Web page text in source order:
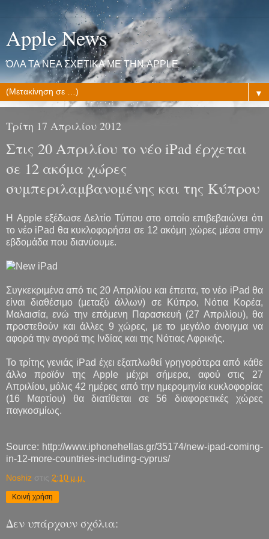
Apple News
ΌΛΑ ΤΑ ΝΕΑ ΣΧΕΤΙΚΑ ΜΕ ΤΗΝ APPLE
▼
Τρίτη 17 Απριλίου 2012
Στις 20 Απριλίου το νέο iPad έρχεται
σε 12 ακόμα χώρες
συμπεριλαμβανομένης και της Κύπρου
Η Apple εξέδωσε Δελτίο Τύπου στο οποίο επιβεβαιώνει ότι
το νέο iPad θα κυκλοφορήσει σε 12 ακόμη χώρες μέσα στην
εβδομάδα που διανύουμε.
Συγκεκριμένα από τις 20 Απριλίου και έπειτα, το νέο iPad θα
είναι διαθέσιμο (μεταξύ άλλων) σε Κύπρο, Νότια Κορέα,
Μαλαισία, ενώ την επόμενη Παρασκευή (27 Απριλίου), θα
προστεθούν και άλλες 9 χώρες, με το μεγάλο άνοιγμα να
αφορά την αγορά της Ινδίας και της Νότιας Αφρικής.
Το τρίτης γενιάς iPad έχει εξαπλωθεί γρηγορότερα από κάθε
άλλο προϊόν της Apple μέχρι σήμερα, αφού στις 27
Απριλίου, μόλις 42 ημέρες από την ημερομηνία κυκλοφορίας
(16 Μαρτίου) θα διατίθεται σε 56 διαφορετικές χώρες
παγκοσμίως.
Source: http://www.iphonehellas.gr/35174/new-ipad-coming-
in-12-more-countries-including-cyprus/
Noshiz στις 2:10 μ.μ.
Κοινή χρήση
Δεν υπάρχουν σχόλια: